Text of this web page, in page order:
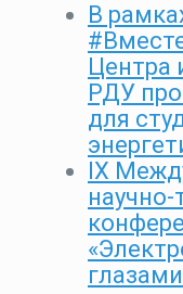
В
Центра
РДУ
для
IX
научно-